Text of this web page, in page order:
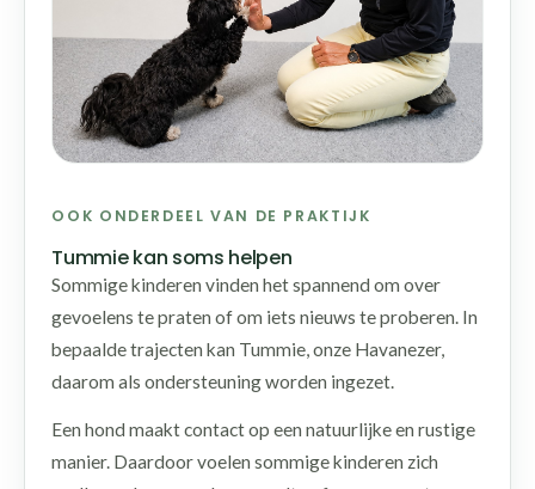
OOK ONDERDEEL VAN DE PRAKTIJK
Tummie kan soms helpen
Sommige kinderen vinden het spannend om over
gevoelens te praten of om iets nieuws te proberen. In
bepaalde trajecten kan Tummie, onze Havanezer,
daarom als ondersteuning worden ingezet.
Een hond maakt contact op een natuurlijke en rustige
manier. Daardoor voelen sommige kinderen zich